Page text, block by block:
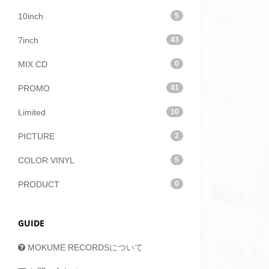
10inch 5
7inch 43
MIX CD 0
PROMO 41
Limited 10
PICTURE 2
COLOR VINYL 5
PRODUCT 0
GUIDE
MOKUME RECORDSについて